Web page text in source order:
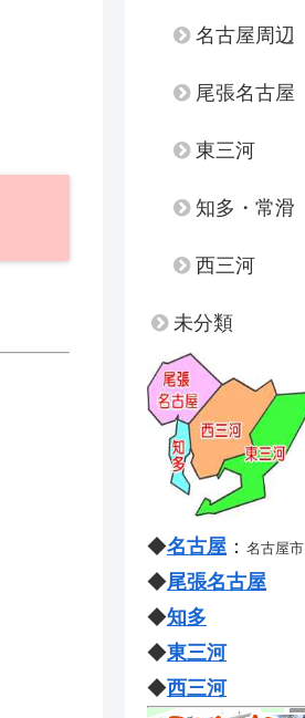
名古屋周辺
尾張名古屋
東三河
知多・常滑
西三河
未分類
◆名古屋 ： 名古屋市
◆尾張名古屋
◆知多
◆東三河
◆西三河